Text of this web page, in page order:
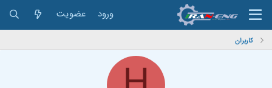
ورود عضویت
کاربران